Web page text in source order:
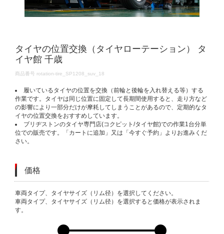
タイヤの位置交換（タイヤローテーション） タ
イヤ館 千歳
DETAILS
商品番号 rotation-tire_SP1208_suv_18
履いているタイヤの位置を交換（前輪と後輪を入れ替える等）する
作業です。タイヤは同じ位置に固定して長期間使用すると、走り方など
の影響により一部分だけが摩耗してしまうことがあるので、定期的なタ
イヤの位置交換をおすすめしています。
ブリヂストンのタイヤ専門店(コクピット/タイヤ館)での作業1台分単
位での販売です。「カートに追加」又は「今すぐ予約」よりお進みくだ
さい。
価格
VARIATIONS
車両タイプ、タイヤサイズ（リム径）を選択してください。
車両タイプ、タイヤサイズ（リム径）を選択すると価格が表示されま
す。